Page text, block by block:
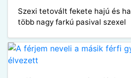
Szexi tetovált fekete hajú és
több nagy farkú pasival szexel